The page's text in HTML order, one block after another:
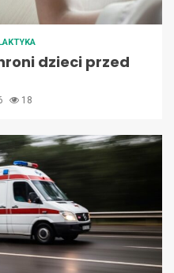
dzieci przed
18